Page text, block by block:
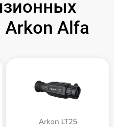
Alfa
Arkon LT25